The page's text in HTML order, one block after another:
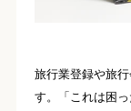
旅行業登録や旅
す。「これは困